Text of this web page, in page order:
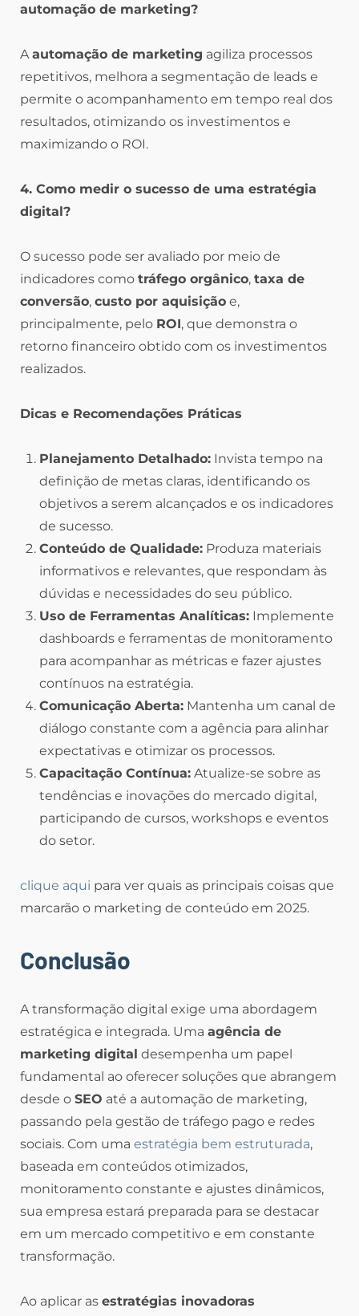
automação de marketing?
Aautomação de marketing agiliza processos
repetitivos, melhora a segmentação de leads e
permite o acompanhamento em tempo real dos
resultados, otimizando os investimentos e
maximizando o ROI.
4. Como medir o sucesso de uma estratégia
digital?
O sucesso pode ser avaliado por meio de
indicadores como tráfego orgânico, taxa de
conversão, custo por aquisição e,
principalmente, pelo ROI, que demonstra o
retorno financeiro obtido com os investimentos
realizados.
Dicas e Recomendações Práticas
Planejamento Detalhado: Invista tempo na
definição de metas claras, identificando os
objetivos a serem alcançados e os indicadores
de sucesso.
Conteúdo de Qualidade: Produza materiais
informativos e relevantes, que respondam às
dúvidas e necessidades do seu público.
Uso de Ferramentas Analíticas: Implemente
dashboards e ferramentas de monitoramento
para acompanhar as métricas e fazer ajustes
contínuos na estratégia.
Comunicação Aberta: Mantenha um canal de
diálogo constante com a agência para alinhar
expectativas e otimizar os processos.
Capacitação Contínua: Atualize-se sobre as
tendências e inovações do mercado digital,
participando de cursos, workshops e eventos
do setor.
clique aqui para ver quais as principais coisas que
marcarão o marketing de conteúdo em 2025.
Conclusão
A transformação digital exige uma abordagem
estratégica e integrada. Uma agência de
marketing digital desempenha um papel
fundamental ao oferecer soluções que abrangem
desde o SEO até a automação de marketing,
passando pela gestão de tráfego pago e redes
sociais. Com uma estratégia bem estruturada,
baseada em conteúdos otimizados,
monitoramento constante e ajustes dinâmicos,
sua empresa estará preparada para se destacar
em um mercado competitivo e em constante
transformação.
Ao aplicar as estratégias inovadoras